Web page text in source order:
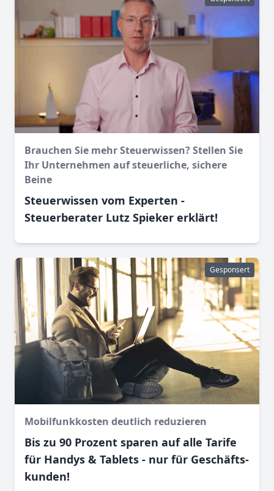
Brauchen Sie mehr Steuerwissen? Stellen Sie
Ihr Unternehmen auf steuerliche, sichere
Beine
Steuerwissen vom Experten -
Steuerberater Lutz Spieker erklärt!
Gesponsert
Mobilfunkkosten deutlich reduzieren
Bis zu 90 Prozent sparen auf alle Tarife
für Handys & Tablets - nur für Geschäfts­
kunden!